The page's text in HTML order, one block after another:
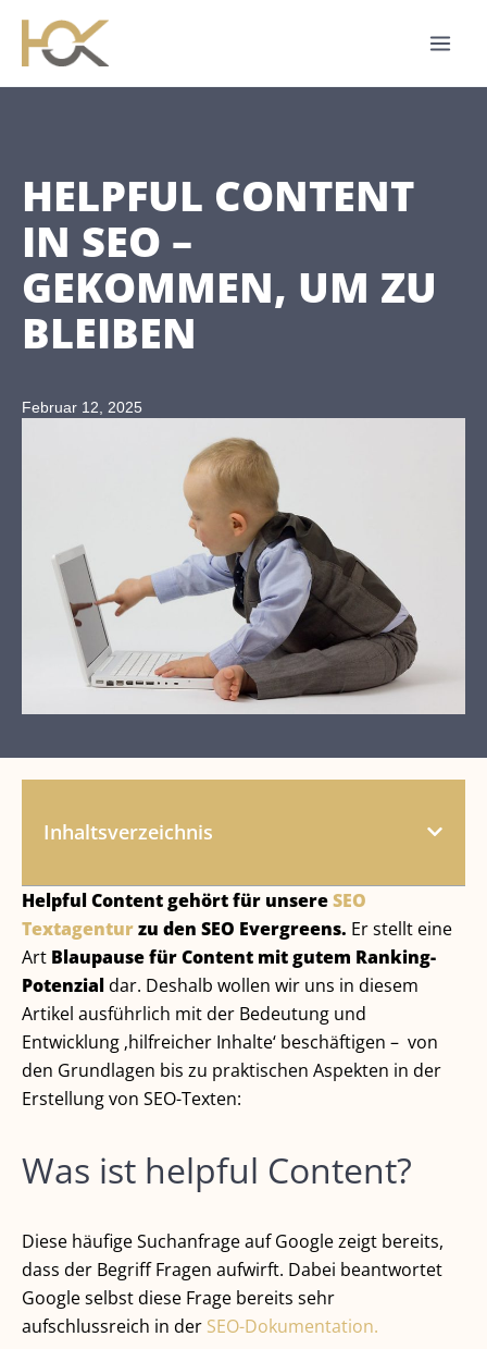
Inhalt
springen
HELPFUL CONTENT
IN SEO –
GEKOMMEN, UM ZU
BLEIBEN
Februar 12, 2025
Inhaltsverzeichnis
Helpful Content gehört für unsereSEO
Textagenturzu den SEO Evergreens. Er stellt eine
Art Blaupause für Content mit gutem Ranking-
Potenzialdar. Deshalb wollen wir uns in diesem
Artikel ausführlich mit der Bedeutung und
Entwicklung ‚hilfreicher Inhalte‘ beschäftigen – von
den Grundlagen bis zu praktischen Aspekten in der
Erstellung von SEO-Texten:
Was ist helpful Content?
Diese häufige Suchanfrage auf Google zeigt bereits,
dass der Begriff Fragen aufwirft. Dabei beantwortet
Google selbst diese Frage bereits sehr
aufschlussreich in der SEO-Dokumentation.